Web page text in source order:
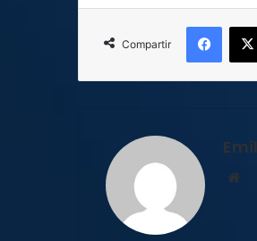
Compartir